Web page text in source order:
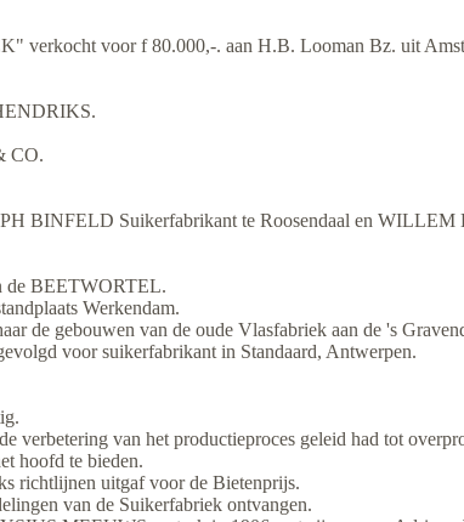
voor f 80.000,-. aan H.B. Looman Bz. uit
CO.
BINFELD Suikerfabrikant te Roosendaal en
de BEETWORTEL.
Werkendam.
de gebouwen van de oude Vlasfabriek aan de 's
voor suikerfabrikant in Standaard, Antwerpen.
verbetering van het productieproces geleid had tot
hoofd te bieden.
richtlijnen uitgaf voor de Bietenprijs.
van de Suikerfabriek ontvangen.